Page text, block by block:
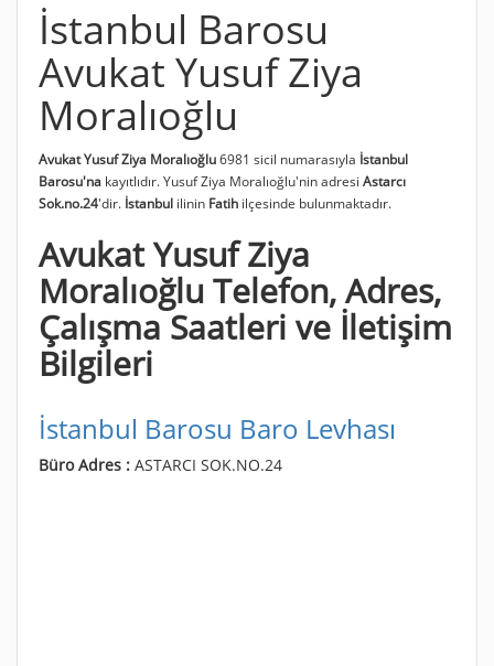
İstanbul Barosu
Avukat Yusuf Ziya
Moralıoğlu
Avukat Yusuf Ziya Moralıoğlu6981 sicil numarasıyla İstanbul
Barosu'na kayıtlıdır. Yusuf Ziya Moralıoğlu'nin adresi Astarcı
Sok.no.24'dir. İstanbul ilinin Fatih ilçesinde bulunmaktadır.
Avukat Yusuf Ziya
Moralıoğlu Telefon, Adres,
Çalışma Saatleri ve İletişim
Bilgileri
İstanbul Barosu Baro Levhası
Büro Adres : ASTARCI SOK.NO.24